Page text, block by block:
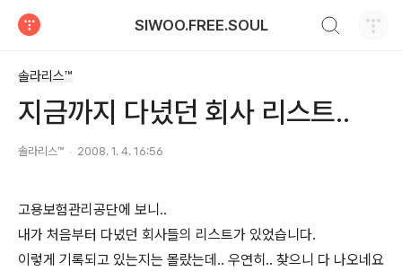
SIWOO.FREE.SOUL
솔라리스™
지금까지 다녔던 회사 리스트..
솔라리스™ 2008. 1. 4. 16:56
고용보험관리공단에 보니..
내가 처음부터 다녔던 회사들의 리스트가 있었습니다.
이렇게 기록되고 있는지는 몰랐는데.. 우연히.. 찾으니 다 나오네요